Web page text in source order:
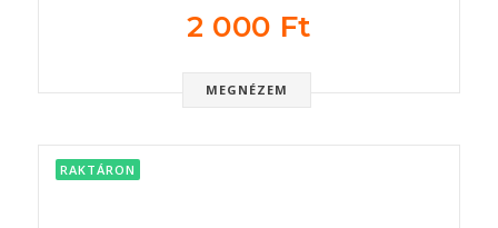
2 000 Ft
MEGNÉZEM
RAKTÁRON